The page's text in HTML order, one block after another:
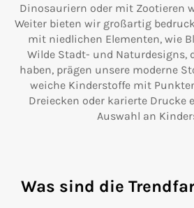
Dinosauriern oder mit Zootieren
Weiter bieten wir großartig
mit niedlichen Elementen, wie
Wilde Stadt- und Naturdesigns,
haben, prägen unsere moderne
weiche Kinderstoffe mit
Dreiecken oder karierte Drucke
Auswahl an
Was sind die